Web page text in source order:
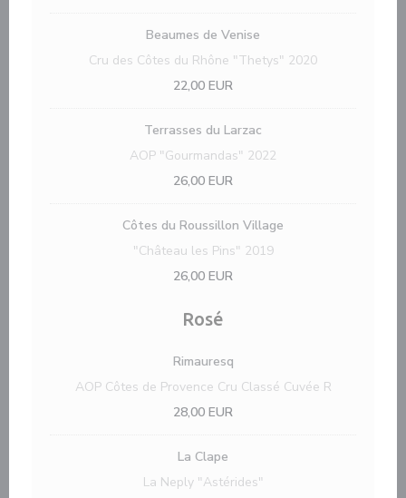
Beaumes de Venise
Cru des Côtes du Rhône "Thetys" 2020
22,00 EUR
Terrasses du Larzac
AOP "Gourmandas" 2022
26,00 EUR
Côtes du Roussillon Village
"Château les Pins" 2019
26,00 EUR
Rosé
Rimauresq
AOP Côtes de Provence Cru Classé Cuvée R
28,00 EUR
La Clape
La Neply "Astérides"